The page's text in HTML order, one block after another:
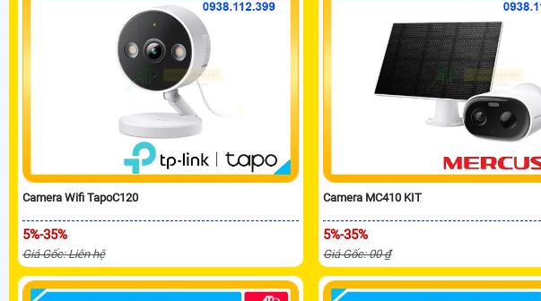
Camera Wifi TapoC120
5%-35%
Giá Gốc: Liên hệ
Camera MC410 KIT
5%-35%
Giá Gốc: 00 ₫